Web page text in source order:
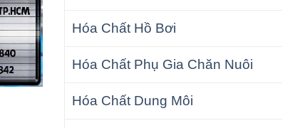
Hóa Chất Hồ Bơi
Hóa Chất Phụ Gia Chăn Nuôi
Hóa Chất Dung Môi